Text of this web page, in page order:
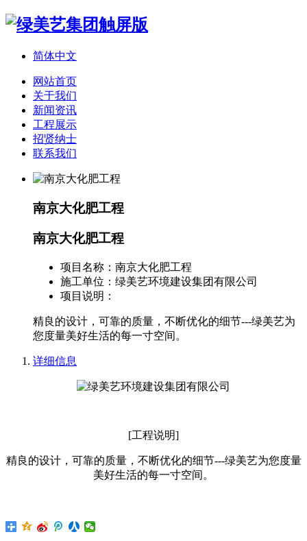
简体中文
网站首页
关于我们
新闻资讯
工程展示
招贤纳士
联系我们
南京大化肥工程
南京大化肥工程
项目名称： 南京大化肥工程
施工单位： 绿美艺环境建设集团有限公司
项目说明：
精良的设计，可靠的质量，不断优化的细节---绿美艺为
您度量美好生活的每一寸空间。
详细信息
[工程说明]
精良的设计，可靠的质量，不断优化的细节---绿美艺为您度量
美好生活的每一寸空间。